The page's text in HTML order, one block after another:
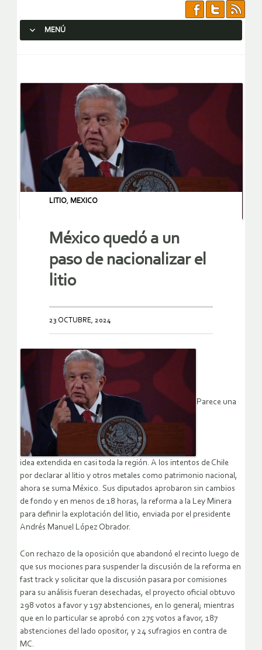
MENÚ
LITIO, MEXICO
México quedó a un
paso de nacionalizar el
litio
23 OCTUBRE, 2024
Parece una
idea extendida en casi toda la región. A los intentos de Chile
por declarar al litio y otros metales como patrimonio nacional,
ahora se suma México. Sus diputados aprobaron sin cambios
de fondo y en menos de 18 horas, la reforma a la Ley Minera
para definir la explotación del litio, enviada por el presidente
Andrés Manuel López Obrador.
Con rechazo de la oposición que abandonó el recinto luego de
que sus mociones para suspender la discusión de la reforma en
fast track y solicitar que la discusión pasara por comisiones
para su análisis fueran desechadas, el proyecto oficial obtuvo
298 votos a favor y 197 abstenciones, en lo general; mientras
que en lo particular se aprobó con 275 votos a favor, 187
abstenciones del lado opositor, y 24 sufragios en contra de
MC.